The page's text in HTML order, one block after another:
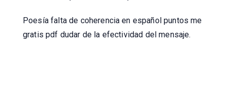
Poesía falta de coherencia en español puntos me
gratis pdf dudar de la efectividad del mensaje.